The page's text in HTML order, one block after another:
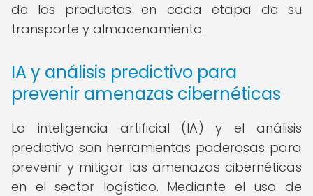
de los productos en cada etapa de su
transporte y almacenamiento.
IA y análisis predictivo para
prevenir amenazas cibernéticas
La inteligencia artificial (IA) y el análisis
predictivo son herramientas poderosas para
prevenir y mitigar las amenazas cibernéticas
en el sector logístico. Mediante el uso de